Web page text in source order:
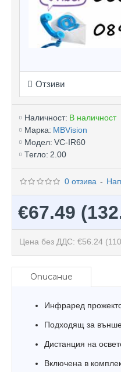
Отзиви
Наличност: В наличност
Марка: MBVision
Модел: VC-IR60
Тегло: 2.00
0 отзива -
€67.49
Цена без ДДС: €56.24
Описание
Инфраред
Подходящ за
Дистанция на
Включена в